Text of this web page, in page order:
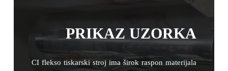
PRIKAZ UZORKA
CI flekso tiskarski stroj ima širok raspon materijala